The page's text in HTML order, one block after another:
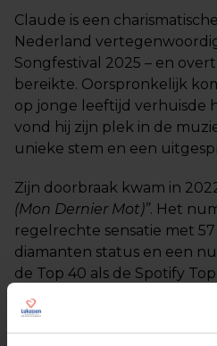
Claude is een
Nederland
Songfestival 2025 – en
bereikte. Oorspronkelijk
op jonge leeftijd verhuisde
vond hij zijn plek in de
unieke stem en een
Zijn doorbraak kwam in
(Mon Dernier Mot)”. Het
regelrechte sensatie met
diamanten status en een
de Top 40 als de Spotify
zelfs de vierde meest
Deze succesreeks leverde